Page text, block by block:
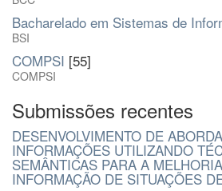
Bacharelado em Sistemas de
BSI
COMPSI [55]
COMPSI
Submissões recentes
DESENVOLVIMENTO DE
INFORMAÇÕES UTILIZANDO
SEMÂNTICAS PARA A
INFORMAÇÃO DE SITUAÇÕES